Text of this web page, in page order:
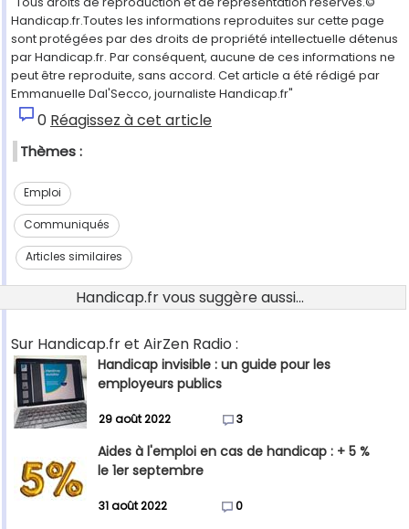
Handicap.fr.Toutes les informations reproduites sur cette page
sont protégées par des droits de propriété intellectuelle détenus
par Handicap.fr. Par conséquent, aucune de ces informations ne
peut être reproduite, sans accord. Cet article a été rédigé par
Emmanuelle Dal'Secco, journaliste Handicap.fr"
0 Réagissez à cet article
Thèmes :
Emploi
Communiqués
Articles similaires
Handicap.fr vous suggère aussi...
Sur Handicap.fr et AirZen Radio :
Handicap invisible : un guide pour les
employeurs publics
29 août 2022 3
Aides à l'emploi en cas de handicap : + 5 %
le 1er septembre
31 août 2022 0